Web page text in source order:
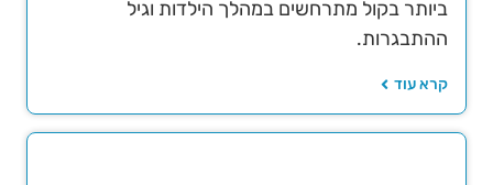
ביותר בקול מתרחשים במהלך הילדות וגיל
ההתבגרות.
קרא עוד